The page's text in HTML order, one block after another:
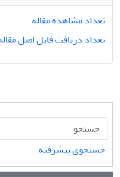
تعداد مشاهده مقاله
تعداد دریافت فایل اصل
جستجوی پیشرفته